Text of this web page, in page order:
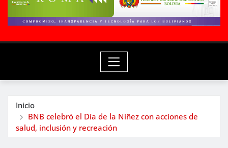
Inicio
BNB celebró el Día de la Niñez con acciones de
salud, inclusión y recreación